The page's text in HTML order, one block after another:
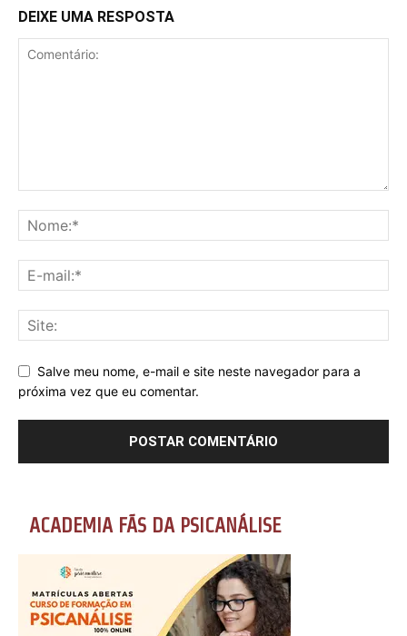
DEIXE UMA RESPOSTA
Salve meu nome, e-mail e site neste navegador para a
próxima vez que eu comentar.
ACADEMIA FÃS DA PSICANÁLISE